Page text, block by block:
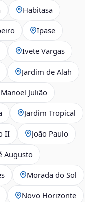
Habitasa
Ipase
Ivete Vargas
Jardim de Alah
Julião
Jardim Tropical
II João Paulo
Augusto
Morada do Sol
Novo Horizonte